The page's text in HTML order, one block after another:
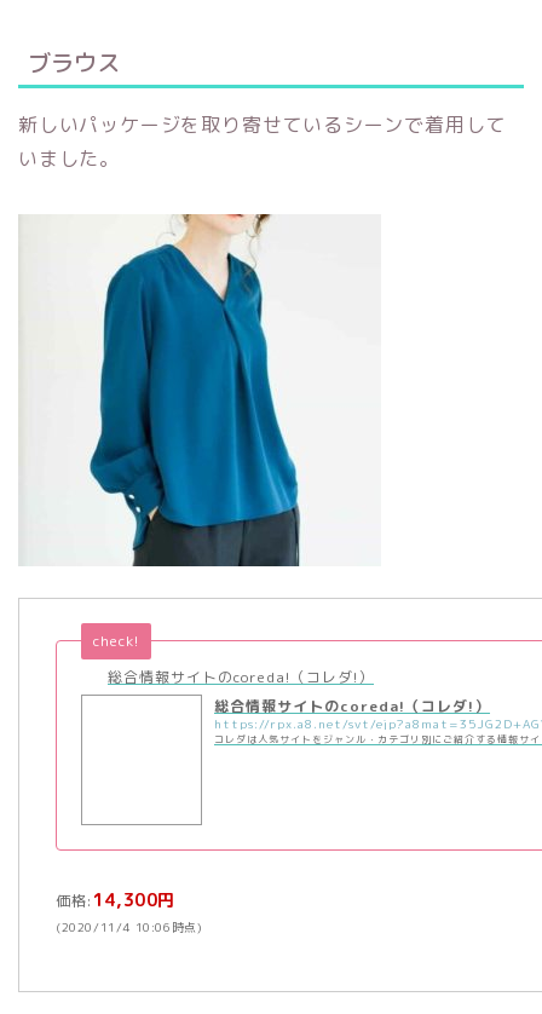
ブラウス
新しいパッケージを取り寄せているシーンで着用して
いました。
総合情報サイトのcoreda!（コレダ!）
check!
総合情報サイトのcoreda!（コレダ!）
コレダは人気サイトをジャンル・カテゴリ別にご紹介する情報サ
価格: 14,300円
(2020/11/4 10:06時点)